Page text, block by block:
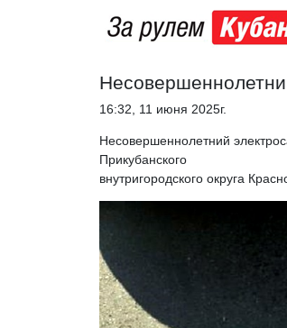
16:32, 11 июня 2025г.
Несовершеннолетний
Прикубанского
внутригородского округа